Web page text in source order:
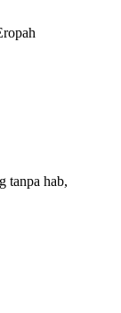
tanpa hab,